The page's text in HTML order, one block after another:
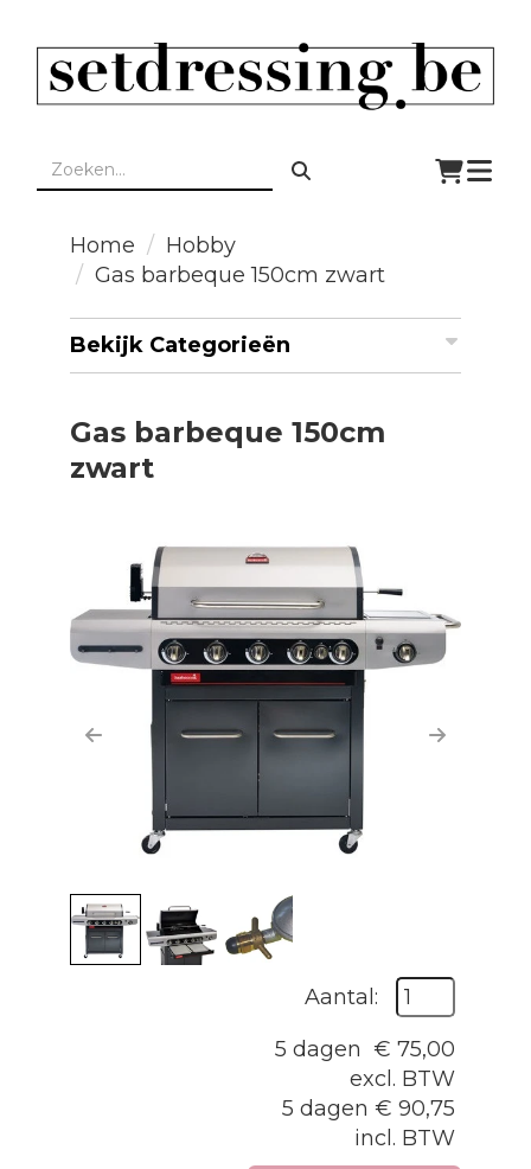
Home
Hobby
Gas barbeque 150cm zwart
Bekijk Categorieën
Gas barbeque 150cm
zwart
Previous Next
Aantal:
5 dagen € 75,00
excl. BTW
5 dagen € 90,75
incl. BTW